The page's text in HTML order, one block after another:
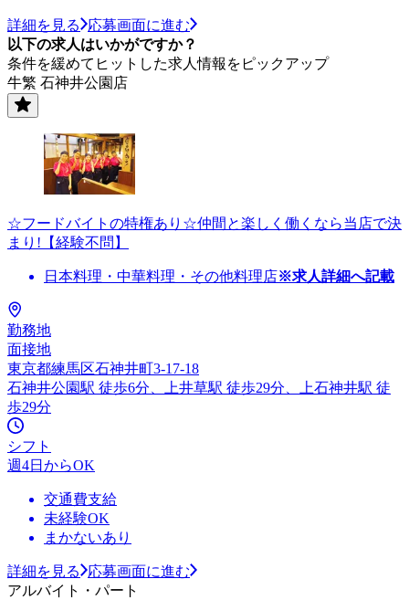
詳細を見る
応募画面に進む
以下の求人はいかがですか？
条件を緩めてヒットした求人情報をピックアップ
牛繁 石神井公園店
☆フードバイトの特権あり☆仲間と楽しく働くなら当店で決
まり!【経験不問】
日本料理・中華料理・その他料理店※求人詳細へ記載
勤務地
面接地
東京都練馬区石神井町3-17-18
石神井公園駅 徒歩6分、上井草駅 徒歩29分、上石神井駅 徒
歩29分
シフト
週4日からOK
交通費支給
未経験OK
まかないあり
詳細を見る
応募画面に進む
アルバイト・パート